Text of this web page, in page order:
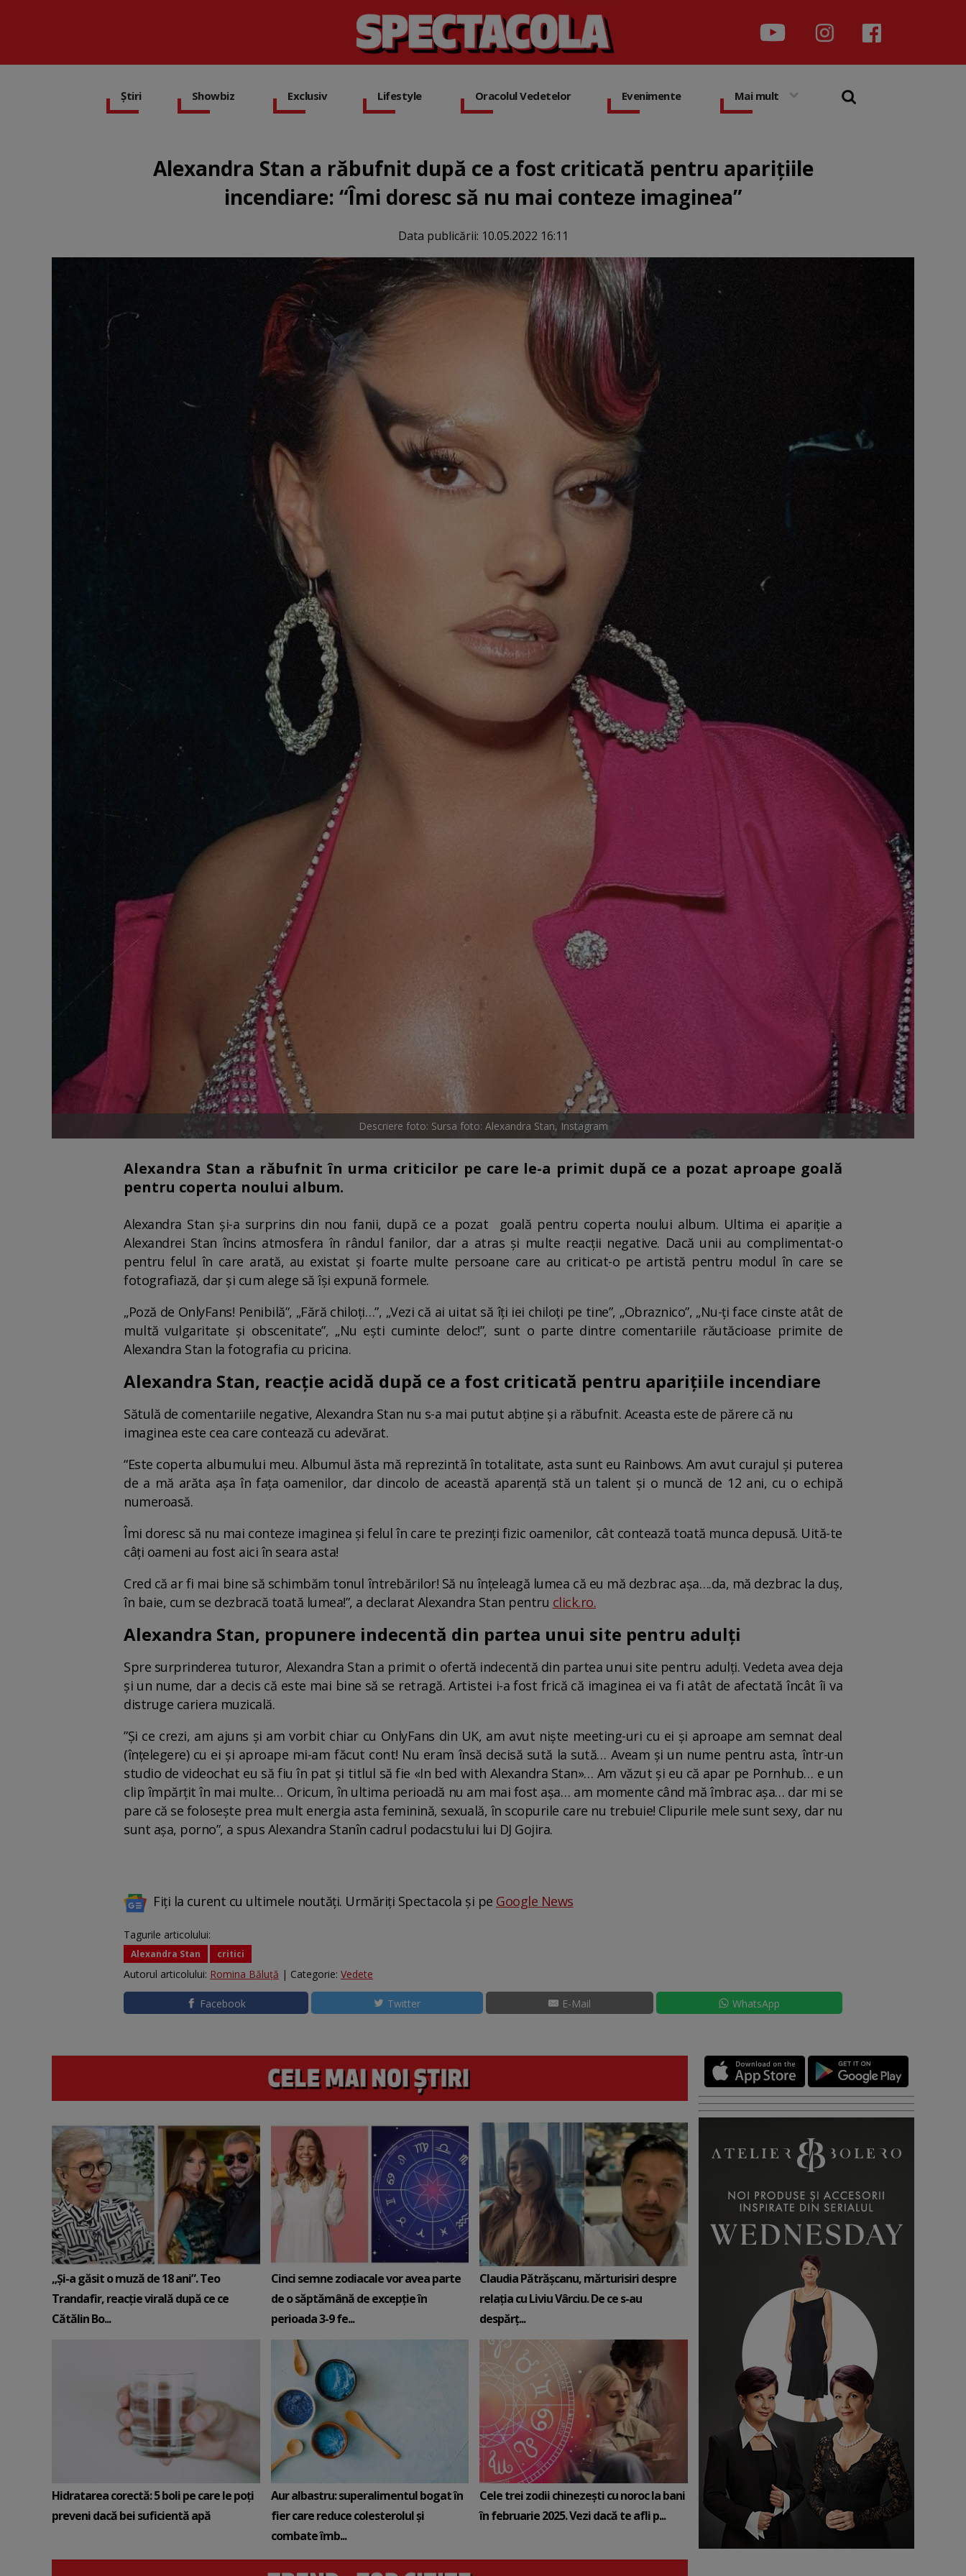
Știri Showbiz Exclusiv Lifestyle Oracolul Vedetelor Evenimente Mai mult
Alexandra Stan a răbufnit după ce a fost criticată pentru aparițiile
incendiare: “Îmi doresc să nu mai conteze imaginea”
Data publicării: 10.05.2022 16:11
Descriere foto: Sursa foto: Alexandra Stan, Instagram
Alexandra Stan a răbufnit în urma criticilor pe care le-a primit după ce a pozat aproape goală
pentru coperta noului album.
Alexandra Stan și-a surprins din nou fanii, după ce a pozat goală pentru coperta noului album. Ultima ei apariție a
Alexandrei Stan încins atmosfera în rândul fanilor, dar a atras și multe reacții negative. Dacă unii au complimentat-o
pentru felul în care arată, au existat și foarte multe persoane care au criticat-o pe artistă pentru modul în care se
fotografiază, dar și cum alege să își expună formele.
„Poză de OnlyFans! Penibilă”, „Fără chiloți…”, „Vezi că ai uitat să îți iei chiloți pe tine”, „Obraznico”, „Nu-ți face cinste atât de
multă vulgaritate și obscenitate”, „Nu ești cuminte deloc!”, sunt o parte dintre comentariile răutăcioase primite de
Alexandra Stan la fotografia cu pricina.
Alexandra Stan, reacție acidă după ce a fost criticată pentru aparițiile incendiare
Sătulă de comentariile negative, Alexandra Stan nu s-a mai putut abține și a răbufnit. Aceasta este de părere că nu
imaginea este cea care contează cu adevărat.
“Este coperta albumului meu. Albumul ăsta mă reprezintă în totalitate, asta sunt eu Rainbows. Am avut curajul și puterea
de a mă arăta așa în fața oamenilor, dar dincolo de această aparență stă un talent și o muncă de 12 ani, cu o echipă
numeroasă.
Îmi doresc să nu mai conteze imaginea și felul în care te prezinți fizic oamenilor, cât contează toată munca depusă. Uită-te
câți oameni au fost aici în seara asta!
Cred că ar fi mai bine să schimbăm tonul întrebărilor! Să nu înțeleagă lumea că eu mă dezbrac așa….da, mă dezbrac la duș,
în baie, cum se dezbracă toată lumea!”, a declarat Alexandra Stan pentru click.ro.
Alexandra Stan, propunere indecentă din partea unui site pentru adulți
Spre surprinderea tuturor, Alexandra Stan a primit o ofertă indecentă din partea unui site pentru adulți. Vedeta avea deja
și un nume, dar a decis că este mai bine să se retragă. Artistei i-a fost frică că imaginea ei va fi atât de afectată încât îi va
distruge cariera muzicală.
”Și ce crezi, am ajuns și am vorbit chiar cu OnlyFans din UK, am avut niște meeting-uri cu ei și aproape am semnat deal
(înțelegere) cu ei şi aproape mi-am făcut cont! Nu eram însă decisă sută la sută… Aveam şi un nume pentru asta, într-un
studio de videochat eu să fiu în pat şi titlul să fie «In bed with Alexandra Stan»… Am văzut şi eu că apar pe Pornhub… e un
clip împărţit în mai multe… Oricum, în ultima perioadă nu am mai fost aşa… am momente când mă îmbrac aşa… dar mi se
pare că se foloseşte prea mult energia asta feminină, sexuală, în scopurile care nu trebuie! Clipurile mele sunt sexy, dar nu
sunt aşa, porno”, a spus Alexandra Stanîn cadrul podacstului lui DJ Gojira.
Fiți la curent cu ultimele noutăți. Urmăriți Spectacola și pe Google News
Tagurile articolului:
Alexandra Stan critici
Autorul articolului: Romina Băluță | Categorie: Vedete
Facebook Twitter E-Mail WhatsApp
„Și-a găsit o muză de 18 ani”. Teo
Trandafir, reacție virală după ce ce
Cătălin Bo...
Cinci semne zodiacale vor avea parte
de o săptămână de excepție în
perioada 3-9 fe...
Claudia Pătrășcanu, mărturisiri despre
relația cu Liviu Vârciu. De ce s-au
despărț...
Hidratarea corectă: 5 boli pe care le poți
preveni dacă bei suficientă apă
Aur albastru: superalimentul bogat în
fier care reduce colesterolul și
combate îmb...
Cele trei zodii chinezești cu noroc la bani
în februarie 2025. Vezi dacă te afli p...